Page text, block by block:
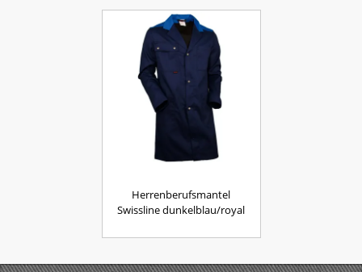
Herrenberufsmantel
Swissline dunkelblau/royal